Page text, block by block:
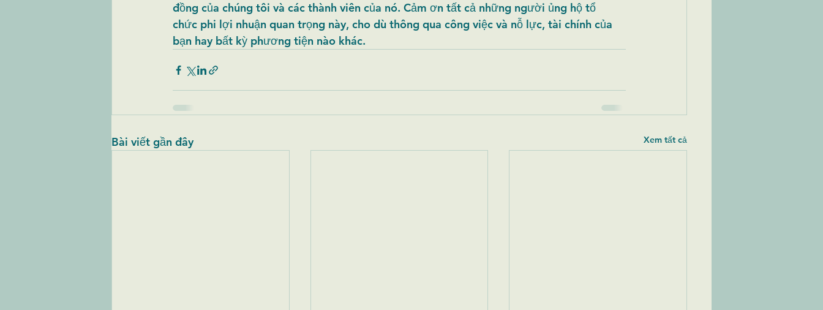
đồng của chúng tôi và các thành viên của nó. Cảm ơn tất cả những người ủng hộ tổ
chức phi lợi nhuận quan trọng này, cho dù thông qua công việc và nỗ lực, tài chính của
bạn hay bất kỳ phương tiện nào khác.
Bài viết gần đây Xem tất cả